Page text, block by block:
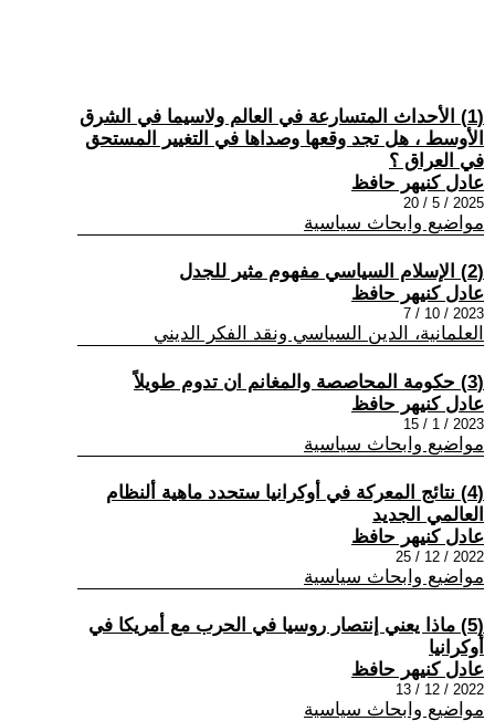
(1) الأحداث المتسارعة في العالم ولاسيما في الشرق
الأوسط ، هل تجد وقعها وصداها في التغيير المستحق
في العراق ؟
عادل كنيهر حافظ
2025 / 5 / 20
مواضيع وابحاث سياسية
(2) الإسلام السياسي مفهوم مثير للجدل
عادل كنيهر حافظ
2023 / 10 / 7
العلمانية، الدين السياسي ونقد الفكر الديني
(3) حكومة المحاصصة والمغانم ان تدوم طويلاً
عادل كنيهر حافظ
2023 / 1 / 15
مواضيع وابحاث سياسية
(4) نتائج المعركة في أوكرانيا ستحدد ماهية ألنظام
العالمي الجديد
عادل كنيهر حافظ
2022 / 12 / 25
مواضيع وابحاث سياسية
(5) ماذا يعني إنتصار روسيا في الحرب مع أمريكا في
أوكرانيا
عادل كنيهر حافظ
2022 / 12 / 13
مواضيع وابحاث سياسية